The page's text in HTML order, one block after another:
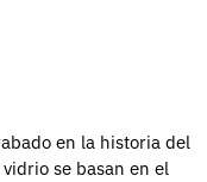
en la historia del
se basan en el